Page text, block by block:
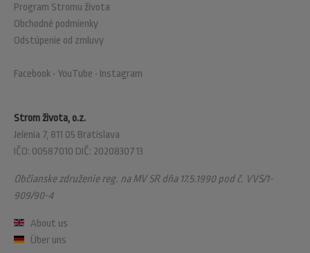
Strom života, o.z.
Jelenia 7, 811 05 Bratislava
IČO: 00587010 DIČ: 2020830713
Občianske združenie reg. na MV SR dňa 17.5.1990 pod č. VVS/1-
909/90-4
About us
Über uns
Program Stromu života
Obchodné podmienky
Odstúpenie od zmluvy
Facebook • YouTube • Instagram